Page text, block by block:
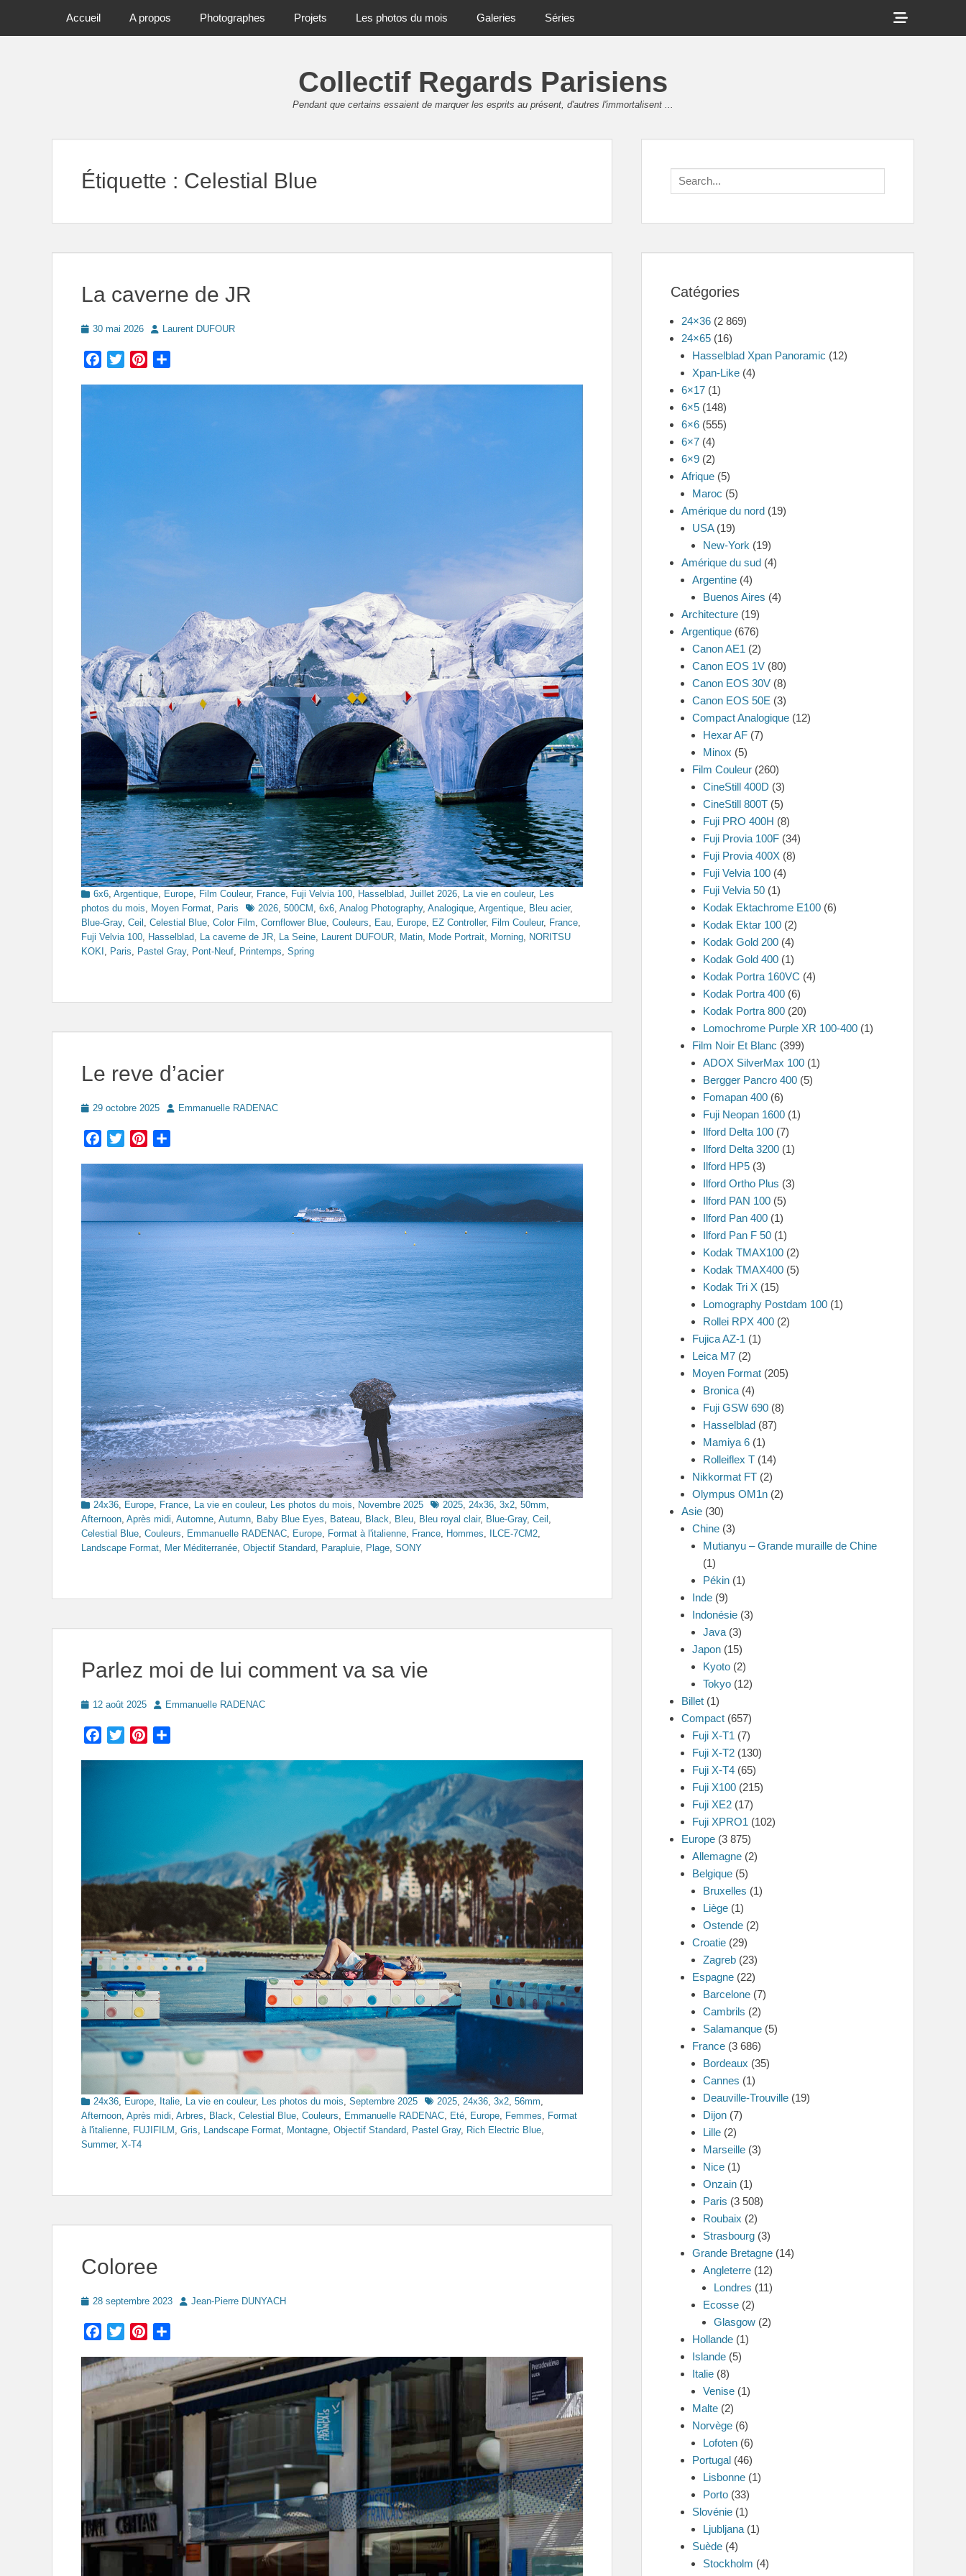
Primary Menu
Accueil A propos Photographes Projets Les photos du mois Galeries Séries
Show
Header
Collectif Regards Parisiens
Pendant que certains essaient de marquer les esprits au présent, d'autres l'immortalisent ...
Étiquette : Celestial Blue
La caverne de JR
Posted
30 mai 2026 AuthorLaurent DUFOUR
Facebook
TwitterPinterest
Categories
6x6 Argentique Europe Film Couleur, France Fuji Velvia 100 Hasselblad Juillet 2026 La vie en couleur,
Les
photos du mois
Moyen Format Paris Tags2026 500CM 6x6 Analog Photography, Analogique Argentique Bleu acier,
Blue-Gray, Ceil Celestial Blue Color Film Cornflower Blue Couleurs Eau Europe EZ Controller, Film Couleur, France
Fuji Velvia 100
Hasselblad La caverne de JR La Seine Laurent DUFOUR Matin Mode Portrait Morning
NORITSU
KOKI
Paris Pastel Gray, Pont-Neuf Printemps Spring
Le reve d’acier
Posted
29 octobre 2025 AuthorEmmanuelle RADENAC
Facebook
TwitterPinterest
Categories
24x36, Europe, France, La vie en couleur, Les photos du mois, Novembre 2025 Tags2025, 24x36, 3x2, 50mm,
Afternoon, Après midi, Automne, Autumn, Baby Blue Eyes, Bateau, Black, Bleu, Bleu royal clair, Blue-Gray, Ceil ,
Celestial Blue, Couleurs, Emmanuelle RADENAC, Europe, Format à l'italienne, France, Hommes, ILCE-7CM2,
Landscape Format, Mer Méditerranée, Objectif Standard, Parapluie, Plage, SONY
Parlez moi de lui comment va sa vie
Posted
12 août 2025 AuthorEmmanuelle RADENAC
Facebook
TwitterPinterest
Categories
24x36, Europe, Italie, La vie en couleur, Les photos du mois, Septembre 2025 Tags2025, 24x36, 3x2, 56mm,
Afternoon, Après midi, Arbres, Black, Celestial Blue, Couleurs, Emmanuelle RADENAC, Eté, Europe, Femmes, Format
à l'italienne, FUJIFILM , Gris, Landscape Format, Montagne, Objectif Standard, Pastel Gray, Rich Electric Blue,
Summer, X-T4
Coloree
Posted
28 septembre 2023 Author
Jean-Pierre DUNYACH
Facebook
TwitterPinterest
Search
for:
Catégories
24×36 (2 869)
24×65 (16)
Hasselblad Xpan Panoramic (12)
Xpan-Like (4)
6×17 (1)
6×5 (148)
6×6 (555)
6×7 (4)
6×9 (2)
Afrique (5)
Maroc (5)
Amérique du nord (19)
USA(19)
New-York (19)
Amérique du sud (4)
Argentine (4)
Buenos Aires (4)
Architecture (19)
Argentique (676)
Canon AE1 (2)
Canon EOS 1V (80)
Canon EOS 30V (8)
Canon EOS 50E (3)
Compact Analogique (12)
Hexar AF (7)
Minox (5)
Film Couleur (260)
CineStill 400D (3)
CineStill 800T (5)
Fuji PRO 400H (8)
Fuji Provia 100F (34)
Fuji Provia 400X (8)
Fuji Velvia 100 (4)
Fuji Velvia 50 (1)
Kodak Ektachrome E100 (6)
Kodak Ektar 100 (2)
Kodak Gold 200 (4)
Kodak Gold 400 (1)
Kodak Portra 160VC (4)
Kodak Portra 400 (6)
Kodak Portra 800 (20)
Lomochrome Purple XR 100-400 (1)
Film Noir Et Blanc (399)
ADOX SilverMax 100 (1)
Bergger Pancro 400 (5)
Fomapan 400 (6)
Fuji Neopan 1600 (1)
Ilford Delta 100 (7)
Ilford Delta 3200 (1)
Ilford HP5 (3)
Ilford Ortho Plus (3)
Ilford PAN 100 (5)
Ilford Pan 400 (1)
Ilford Pan F 50 (1)
Kodak TMAX100 (2)
Kodak TMAX400 (5)
Kodak Tri X (15)
Lomography Postdam 100 (1)
Rollei RPX 400 (2)
Fujica AZ-1 (1)
Leica M7 (2)
Moyen Format (205)
Bronica (4)
Fuji GSW 690 (8)
Hasselblad (87)
Mamiya 6 (1)
Rolleiflex T (14)
Nikkormat FT (2)
Olympus OM1n (2)
Asie (30)
Chine (3)
Mutianyu – Grande muraille de Chine
(1)
Pékin (1)
Inde (9)
Indonésie (3)
Java (3)
Japon (15)
Kyoto (2)
Tokyo (12)
Billet (1)
Compact (657)
Fuji X-T1 (7)
Fuji X-T2 (130)
Fuji X-T4 (65)
Fuji X100 (215)
Fuji XE2 (17)
Fuji XPRO1 (102)
Europe (3 875)
Allemagne (2)
Belgique (5)
Bruxelles (1)
Liège (1)
Ostende (2)
Croatie (29)
Zagreb (23)
Espagne (22)
Barcelone (7)
Cambrils (2)
Salamanque (5)
France (3 686)
Bordeaux (35)
Cannes (1)
Deauville-Trouville (19)
Dijon (7)
Lille (2)
Marseille (3)
Nice (1)
Onzain (1)
Paris (3 508)
Roubaix (2)
Strasbourg (3)
Grande Bretagne (14)
Angleterre (12)
Londres (11)
Ecosse (2)
Glasgow (2)
Hollande (1)
Islande (5)
Italie (8)
Venise (1)
Malte (2)
Norvège (6)
Lofoten (6)
Portugal (46)
Lisbonne (1)
Porto (33)
Slovénie (1)
Ljubljana (1)
Suède (4)
Stockholm (4)